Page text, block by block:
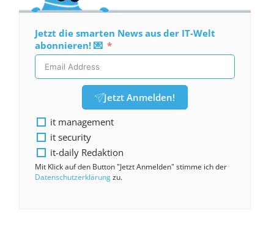
Jetzt die smarten News aus der IT-Welt
abonnieren! 💌
Jetzt Anmelden!
it management
it security
it-daily Redaktion
Mit Klick auf den Button "Jetzt Anmelden" stimme ich der
Datenschutzerklärungzu.